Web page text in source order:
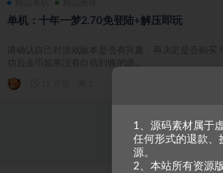
单机：十年一梦2.70免登陆+解压即玩
请确认自己对游戏版本是否有兴趣，再决定是否购买
功后金币如果没有自动到账的请...
1、源码素材属于
任何形式的退款、
源。
2、本站所有资源